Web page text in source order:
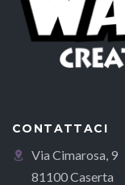
CONTATTACI
Via Cimarosa, 9
81100 Caserta